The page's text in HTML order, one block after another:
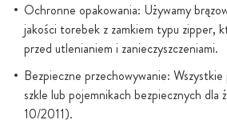
Ochronne opakowania: Używamy
jakości torebek z zamkiem typu zipper,
przed utlenianiem i zanieczyszczeniami.
Bezpieczne przechowywanie: Wszystkie
szkle lub pojemnikach bezpiecznych dla
10/2011).